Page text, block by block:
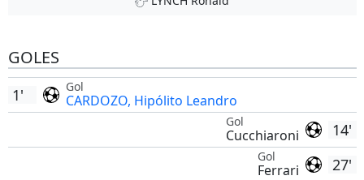
GOLES
Gol
CARDOZO, Hipólito Leandro
1'
14'
Gol
Cucchiaroni
27'
Gol
Ferrari